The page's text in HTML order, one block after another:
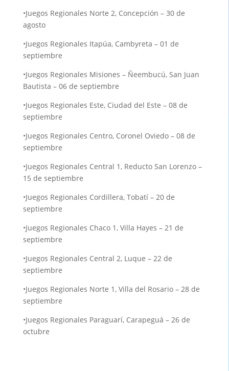
•Juegos Regionales Norte 2, Concepción – 30 de
agosto
•Juegos Regionales Itapúa, Cambyreta – 01 de
septiembre
•Juegos Regionales Misiones – Ñeembucú, San Juan
Bautista – 06 de septiembre
•Juegos Regionales Este, Ciudad del Este – 08 de
septiembre
•Juegos Regionales Centro, Coronel Oviedo – 08 de
septiembre
•Juegos Regionales Central 1, Reducto San Lorenzo –
15 de septiembre
•Juegos Regionales Cordillera, Tobatí – 20 de
septiembre
•Juegos Regionales Chaco 1, Villa Hayes – 21 de
septiembre
•Juegos Regionales Central 2, Luque – 22 de
septiembre
•Juegos Regionales Norte 1, Villa del Rosario – 28 de
septiembre
•Juegos Regionales Paraguarí, Carapeguá – 26 de
octubre